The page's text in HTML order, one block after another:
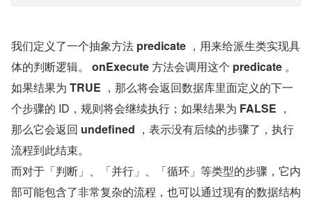
我们定义了一个抽象方法 predicate ，用来给派生类实现具
体的判断逻辑。 onExecute 方法会调用这个 predicate 。
如果结果为 TRUE ，那么将会返回数据库里面定义的下一
个步骤的 ID，规则将会继续执行；如果结果为 FALSE ，
那么它会返回 undefined ，表示没有后续的步骤了，执行
流程到此结束。
而对于「判断」、「并行」、「循环」等类型的步骤，它内
部可能包含了非常复杂的流程，也可以通过现有的数据结构